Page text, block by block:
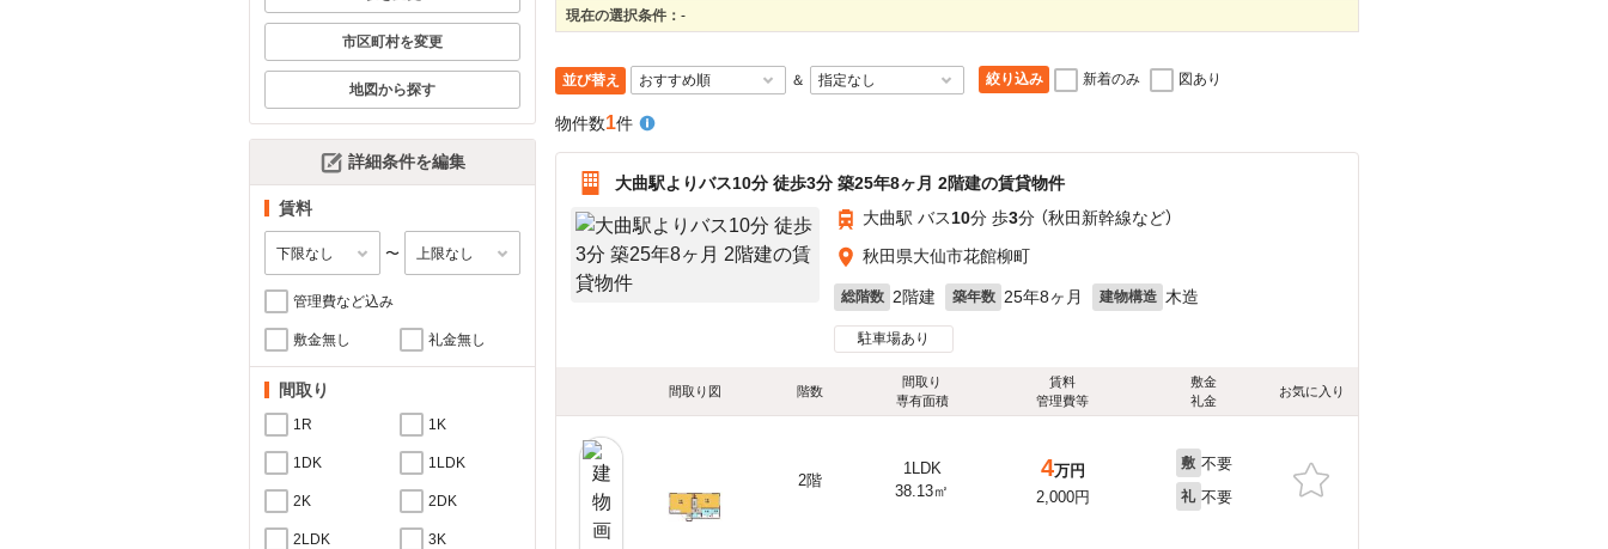
市区町村を変更
地図から探す
詳細条件を編集
賃料
〜
管理費など込み
敷金無し 礼金無し
間取り
1R 1K
1DK 1LDK
2K 2DK
2LDK 3K
現在の選択条件： -
並び替え ＆ 絞り込み 新着のみ 図あり
物件数1件
大曲駅よりバス10分 徒歩3分 築25年8ヶ月 2階建の賃貸物件
大曲駅 バス10分 歩3分 （秋田新幹線など）
秋田県大仙市花館柳町
総階数 2階建 築年数 25年8ヶ月 建物構造 木造
駐車場あり
間取り図 階数
間取り
専有面積
賃料
管理費等
敷金
礼金
お気に入り
2階
1LDK
38.13㎡
4万円
2,000円
敷 不要
礼 不要